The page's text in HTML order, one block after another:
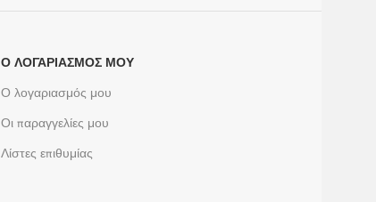
Ο ΛΟΓΑΡΙΑΣΜΌΣ ΜΟΥ
Ο λογαριασμός μου
Οι παραγγελίες μου
Λίστες επιθυμίας